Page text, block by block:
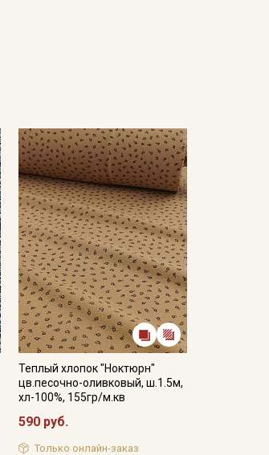
Теплый хлопок "Ноктюрн"
цв.песочно-оливковый, ш.1.5м,
хл-100%, 155гр/м.кв
590 руб.
Только онлайн-заказ